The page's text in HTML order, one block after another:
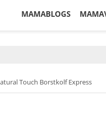
MAMABLOGS
Touch Borstkolf Express